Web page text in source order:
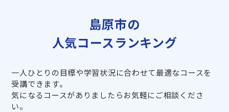
島原市の
人気コースランキング
一人ひとりの目標や学習状況に合わせて最適なコースを
受講できます。
気になるコースがありましたらお気軽にご相談くださ
い。